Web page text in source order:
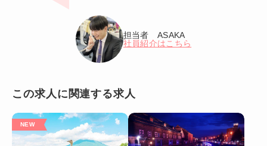
担当者 ASAKA
社員紹介はこちら
この求人に関連する求人